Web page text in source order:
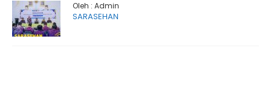
Oleh : Admin
SARASEHAN